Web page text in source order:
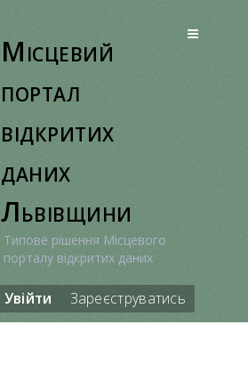
Місцевий
портал
відкритих
даних
Львівщини
Типове рішення Місцевого
порталу відкритих даних
Увійти Зареєструватись